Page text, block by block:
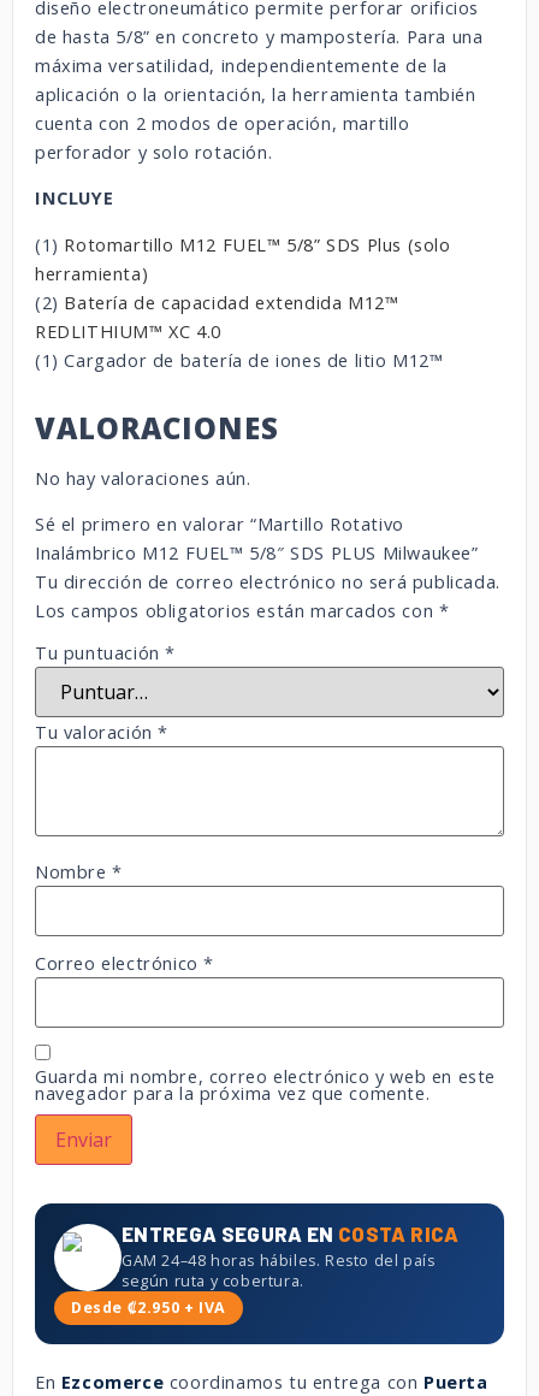
diseño electroneumático permite perforar orificios
de hasta 5/8” en concreto y mampostería. Para una
máxima versatilidad, independientemente de la
aplicación o la orientación, la herramienta también
cuenta con 2 modos de operación, martillo
perforador y solo rotación.
INCLUYE
(1) Rotomartillo M12 FUEL™ 5/8” SDS Plus (solo
herramienta)
(2) Batería de capacidad extendida M12™
REDLITHIUM™ XC 4.0
(1)Cargador de batería de iones de litio M12™
VALORACIONES
No hay valoraciones aún.
Sé el primero en valorar “Martillo Rotativo
Inalámbrico M12 FUEL™ 5/8″ SDS PLUS Milwaukee”
Tu dirección de correo electrónico no será publicada.
Los campos obligatorios están marcados con *
Tu puntuación*
Tu valoración*
Nombre*
Correo electrónico*
Guarda mi nombre, correo electrónico y web en este
navegador para la próxima vez que comente.
ENTREGA SEGURA EN COSTA RICA
GAM 24–48 horas hábiles. Resto del país
según ruta y cobertura.
Desde ₡2.950 + IVA
En Ezcomerce coordinamos tu entrega con Puerta